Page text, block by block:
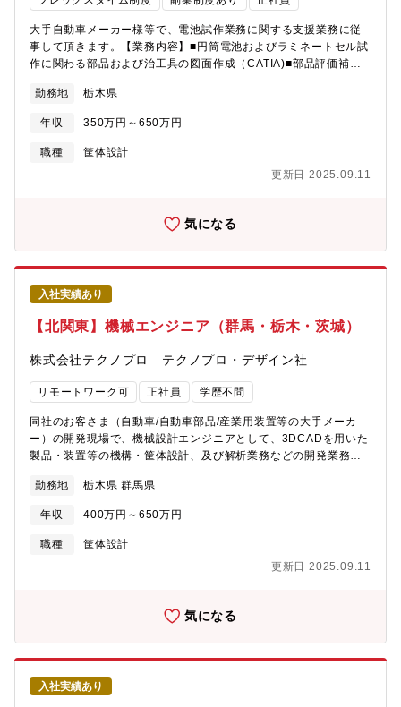
若手育成／技術フォロー＜技術知識＞機械工学材料力学構造力学
署との技術調整報連相チームリード補助
大手自動車メーカー様等で、電池試作業務に関する支援業務に従
事して頂きます。【業務内容】■円筒電池およびラミネートセル試
作に関わる部品および治工具の図面作成（CATIA)■部品評価補佐
勤務地
栃木県
年収 350万円～650万円
職種
筐体設計
更新日 2025.09.11
気になる
入社実績あり
【北関東】機械エンジニア（群馬・栃木・茨城）
株式会社テクノプロ テクノプロ・デザイン社
リモートワーク可 正社員 学歴不問
同社のお客さま（自動車/自動車部品/産業用装置等の大手メーカ
ー）の開発現場で、機械設計エンジニアとして、3DCADを用いた
製品・装置等の機構・筐体設計、及び解析業務などの開発業務に
解析（CAE解析）・【自動車】新規路線バス開発・【ロールフォ
ーミング設備】CATIAを使用してのモデル作成、詳細設計、部品
設計、対策検討【選考内容】■面接地：対面の場合は本社または最
寄りの支店にて実施する場合あり■選考曜日：月～金曜日■選考時
勤務地 栃木県 群馬県
年収 400万円～650万円
職種
筐体設計
更新日 2025.09.11
気になる
入社実績あり